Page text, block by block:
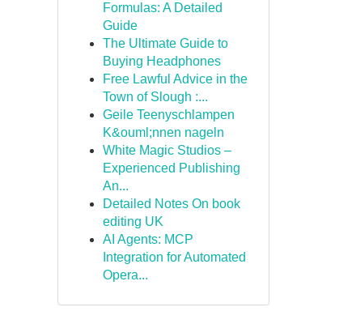
Formulas: A Detailed
Guide
The Ultimate Guide to
Buying Headphones
Free Lawful Advice in the
Town of Slough :...
Geile Teenyschlampen
K&ouml;nnen nageln
White Magic Studios –
Experienced Publishing
An...
Detailed Notes On book
editing UK
AI Agents: MCP
Integration for Automated
Opera...